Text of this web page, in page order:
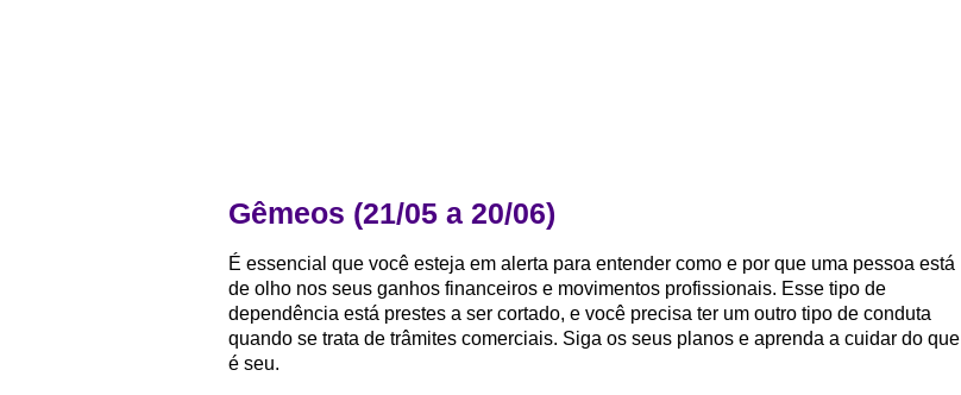
Gêmeos (21/05 a 20/06)
É essencial que você esteja em alerta para entender como e por que uma pessoa está
de olho nos seus ganhos financeiros e movimentos profissionais. Esse tipo de
dependência está prestes a ser cortado, e você precisa ter um outro tipo de conduta
quando se trata de trâmites comerciais. Siga os seus planos e aprenda a cuidar do que
é seu.